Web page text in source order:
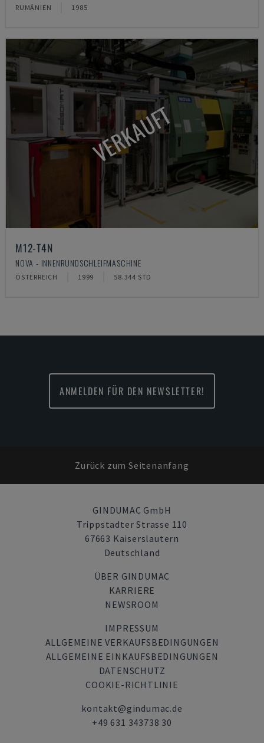
RUMÄNIEN 1985
VERKAUFT
M12-T4N
NOVA - INNENRUNDSCHLEIFMASCHINE
ÖSTERREICH 1999 58.344 STD
ANMELDEN FÜR DEN NEWSLETTER!
Zurück zum Seitenanfang
GINDUMAC GmbH
Trippstadter Strasse 110
67663 Kaiserslautern
Deutschland
ÜBER GINDUMAC
KARRIERE
NEWSROOM
IMPRESSUM
ALLGEMEINE VERKAUFSBEDINGUNGEN
ALLGEMEINE EINKAUFSBEDINGUNGEN
DATENSCHUTZ
COOKIE-RICHTLINIE
kontakt@gindumac.de
+49 631 343738 30